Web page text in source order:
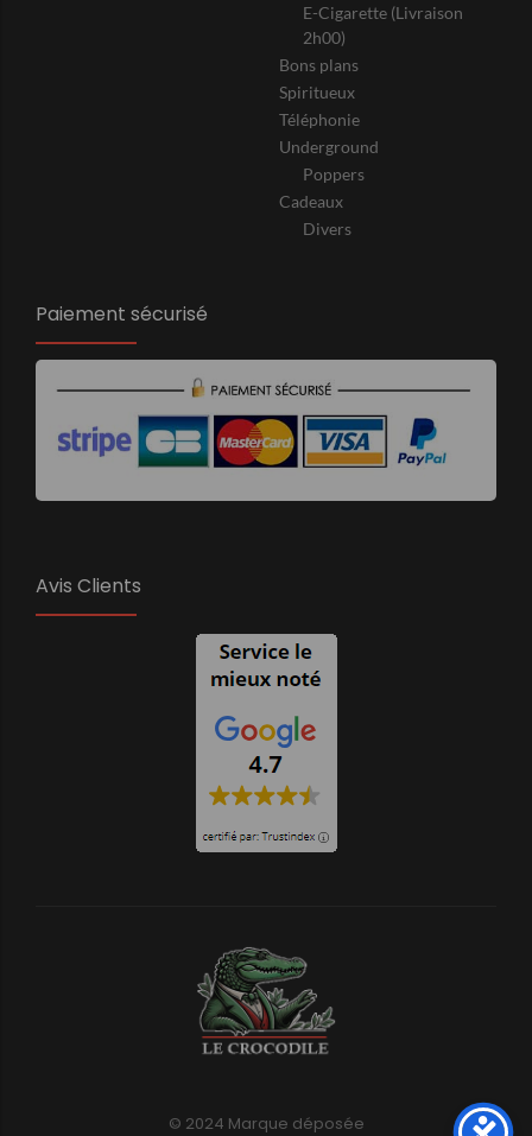
E-Cigarette (Livraison
2h00)
Bons plans
Spiritueux
Téléphonie
Underground
Poppers
Cadeaux
Divers
Paiement sécurisé
Avis Clients
© 2024 Marque déposée